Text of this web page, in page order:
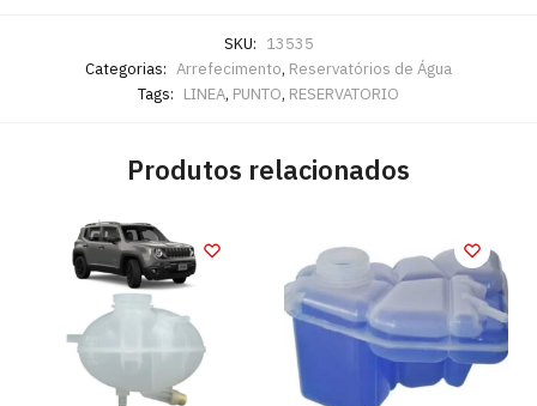
SKU: 13535
Categorias: Arrefecimento, Reservatórios de Água
Tags: LINEA, PUNTO, RESERVATORIO
Produtos relacionados